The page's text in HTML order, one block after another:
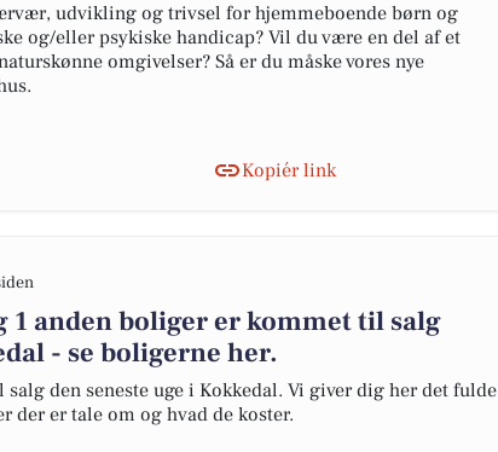
udvikling og trivsel for hjemmeboende børn og
og/eller psykiske handicap? Vil du være en del af et
omgivelser? Så er du måske vores nye
Kopiér link
1 anden boliger er kommet til salg
- se boligerne her.
den seneste uge i Kokkedal. Vi giver dig her det fulde
der er tale om og hvad de koster.